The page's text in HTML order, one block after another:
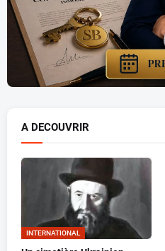
A DECOUVRIR
INTERNATIONAL